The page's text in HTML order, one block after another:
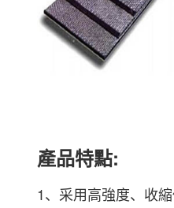
產品特點:
1、采用高強度、收